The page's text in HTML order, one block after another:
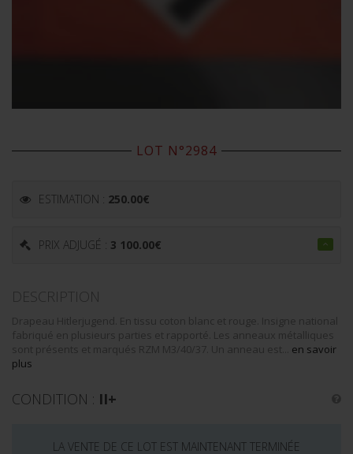
LOT N°2984
ESTIMATION : 250.00€
PRIX ADJUGÉ : 3 100.00€
DESCRIPTION
Drapeau Hitlerjugend. En tissu coton blanc et rouge. Insigne national
fabriqué en plusieurs parties et rapporté. Les anneaux métalliques
sont présents et marqués RZM M3/40/37. Un anneau est... en savoir
plus
CONDITION : II+
LA VENTE DE CE LOT EST MAINTENANT TERMINÉE